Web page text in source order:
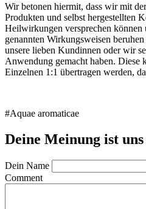
Wir betonen hiermit, dass wir mit
Produkten und selbst hergestellten
Heilwirkungen versprechen
genannten Wirkungsweisen
unsere lieben Kundinnen oder wir
Anwendung gemacht haben. Diese
Einzelnen 1:1 übertragen werden,
#Aquae aromaticae
Deine Meinung ist
Dein Name
Comment